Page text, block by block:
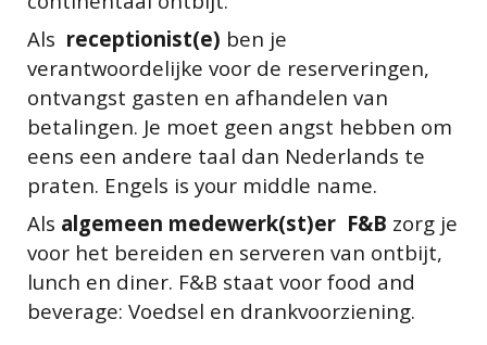
Als receptionist(e) ben je
verantwoordelijke voor de reserveringen,
ontvangst gasten en afhandelen van
betalingen. Je moet geen angst hebben om
eens een andere taal dan Nederlands te
praten. Engels is your middle name.
Als algemeen medewerk(st)er F&B zorg je
voor het bereiden en serveren van ontbijt,
lunch en diner. F&B staat voor food and
beverage: Voedsel en drankvoorziening.